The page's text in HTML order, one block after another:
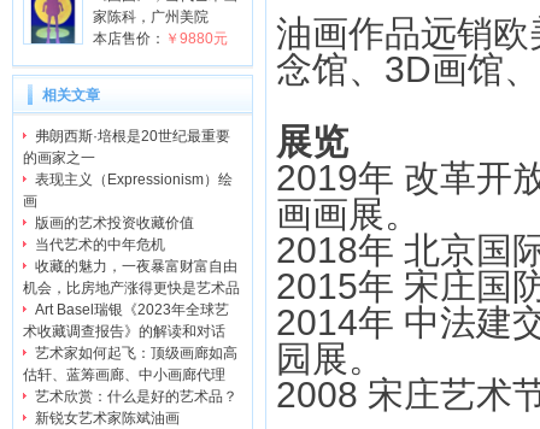
家陈科，广州美院
本店售价： ￥9880元
相关文章
弗朗西斯·培根是20世纪最重要
的画家之一
表现主义（Expressionism）绘
画
版画的艺术投资收藏价值
当代艺术的中年危机
收藏的魅力，一夜暴富财富自由
机会，比房地产涨得更快是艺术品
Art Basel瑞银《2023年全球艺
术收藏调查报告》的解读和对话
艺术家如何起飞：顶级画廊如高
估轩、蓝筹画廊、中小画廊代理
艺术欣赏：什么是好的艺术品？
新锐女艺术家陈斌油画
油画作品远销
念馆、3D画馆
展览
2019年 改革开
画画展。
2018年 北京国
2015年 宋庄国
2014年 中法建
园展。
2008 宋庄艺术